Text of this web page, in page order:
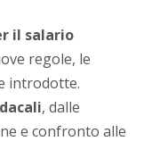
il salario
regole, le
introdotte.
, dalle
e confronto alle